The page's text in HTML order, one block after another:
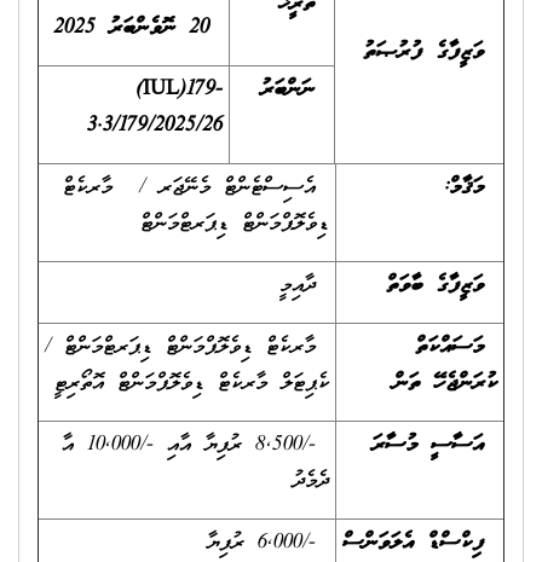
ވަޒީފާގެ ފުރުޞަތު
20
ނޮވެންބަރު 2025
ނަންބަރު
(IUL)179-
3.3/179/2025/26
މަޤާމް:
އެސިސްޓެންޓް މެނޭޖަރ / މާރކެޓް
ޑިވެލޮޕްމަންޓް ޑިޕަރޓްމަންޓް
ވަޒީފާގެ ބާވަތް
ދާއިމީ
މަސައްކަތް
ކުރަންޖެހޭ ތަން
މާރކެޓް ޑިވެލޮޕްމަންޓް ޑިޕަރޓްމަންޓް /
ކެޕިޓަލް މާރކެޓް ޑިވެލޮޕްމަންޓް އޮތޯރިޓީ
އަސާސީ މުސާރަ
-/8,500 ރުފިޔާ އާއި -/10,000 އާ
ދެމެދު
ފިކްސްޑް އެލަވަންސް
-/6,000 ރުފިޔާ